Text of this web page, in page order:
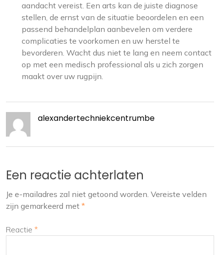
aandacht vereist. Een arts kan de juiste diagnose
stellen, de ernst van de situatie beoordelen en een
passend behandelplan aanbevelen om verdere
complicaties te voorkomen en uw herstel te
bevorderen. Wacht dus niet te lang en neem contact
op met een medisch professional als u zich zorgen
maakt over uw rugpijn.
alexandertechniekcentrumbe
Een reactie achterlaten
Je e-mailadres zal niet getoond worden. Vereiste velden
zijn gemarkeerd met *
Reactie *